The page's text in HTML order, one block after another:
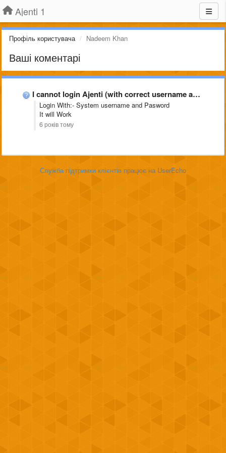
Ajenti 1
Профіль користувача Nadeem Khan
Ваші коментарі
I cannot login Ajenti (with correct username and password)
Login With:- System username and Pasword
It will Work
6 років тому
Служба підтримки клієнтів працює на UserEcho